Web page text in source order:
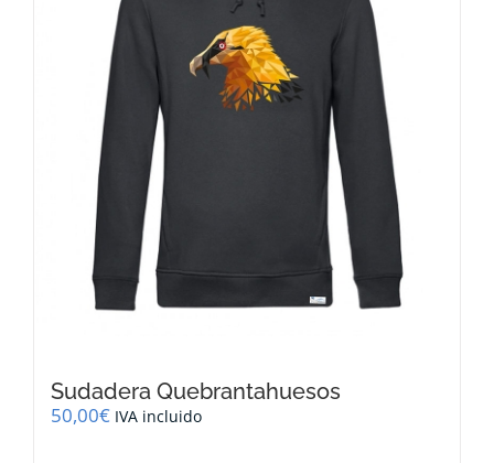
elegir
en
la
página
Sudadera Quebrantahuesos
50,00€ IVA incluido